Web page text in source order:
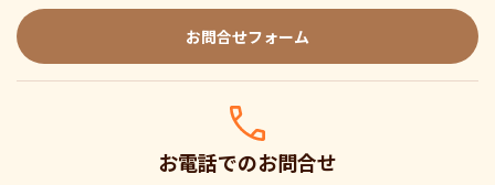
お問合せフォーム
お電話でのお問合せ